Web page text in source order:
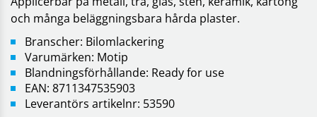
och många beläggningsbara hårda plaster.
Branscher: Bilomlackering
Varumärken: Motip
Blandningsförhållande: Ready for use
EAN: 8711347535903
Leverantörs artikelnr: 53590